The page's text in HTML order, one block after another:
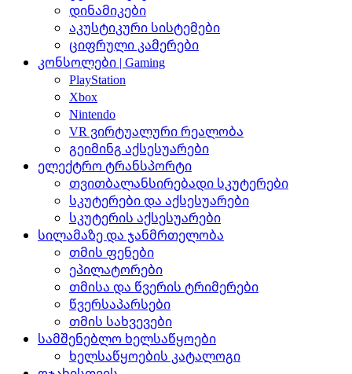
დინამიკები
აკუსტიკური სისტემები
ციფრული კამერები
კონსოლები | Gaming
PlayStation
Xbox
Nintendo
VR ვირტუალური რეალობა
გეიმინგ აქსესუარები
ელექტრო ტრანსპორტი
თვითბალანსირებადი სკუტერები
სკუტერები და აქსესუარები
სკუტერის აქსესუარები
სილამაზე და ჯანმრთელობა
თმის ფენები
ეპილატორები
თმისა და წვერის ტრიმერები
წვერსაპარსები
თმის სახვევები
სამშენებლო ხელსაწყოები
ხელსაწყოების კატალოგი